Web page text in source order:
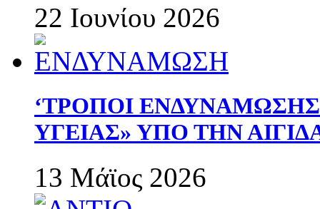
22 Ιουνίου 2026
‘ΤΡΟΠΟΙ
ΥΓΕΙΑΣ» ΥΠΟ ΤΗΝ
13 Μάϊος 2026